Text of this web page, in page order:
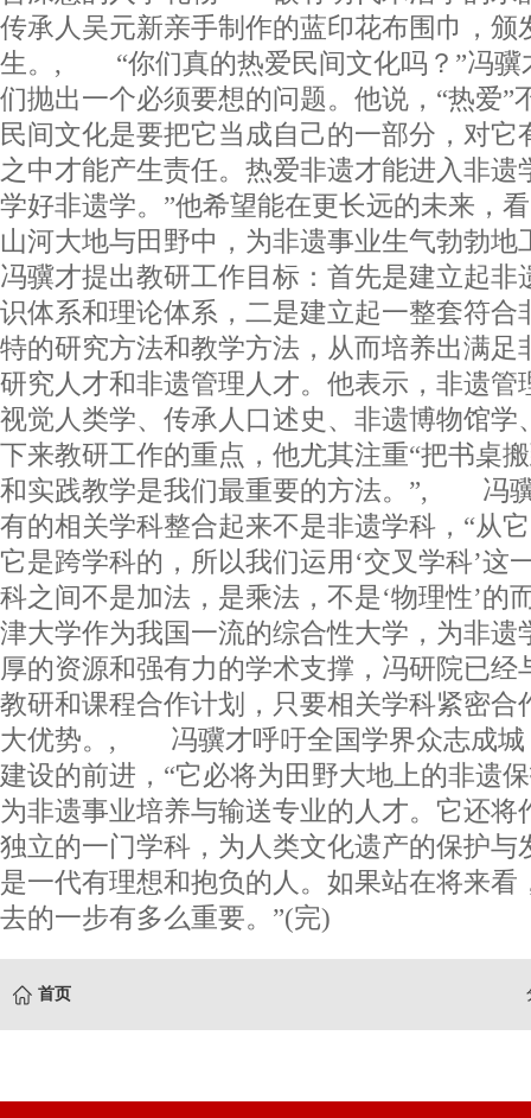
传承人吴元新亲手制作的蓝印花布围巾，颁
生。, “你们真的热爱民间文化吗？”冯骥
们抛出一个必须要想的问题。他说，“热爱”
民间文化是要把它当成自己的一部分，对它
之中才能产生责任。热爱非遗才能进入非遗
学好非遗学。”他希望能在更长远的未来，
山河大地与田野中，为非遗事业生气勃
冯骥才提出教研工作目标：首先是建立起非
识体系和理论体系，二是建立起一整套符合
特的研究方法和教学方法，从而培养出满足
研究人才和非遗管理人才。他表示，非遗管
视觉人类学、传承人口述史、非遗博物馆学
下来教研工作的重点，他尤其注重“把书桌
和实践教学是我们最重要的方法。”, 冯
有的相关学科整合起来不是非遗学科，“从
它是跨学科的，所以我们运用‘交叉学科’这
科之间不是加法，是乘法，不是‘物理性’的
津大学作为我国一流的综合性大学，为非遗
厚的资源和强有力的学术支撑，冯研院已经
教研和课程合作计划，只要相关学科紧密合
大优势。, 冯骥才呼吁全国学界众志成城
建设的前进，“它必将为田野大地上的非遗
为非遗事业培养与输送专业的人才。它还将
独立的一门学科，为人类文化遗产的保护与
是一代有理想和抱负的人。如果站在将来看
去的一步有多么重要。”(完)
首页